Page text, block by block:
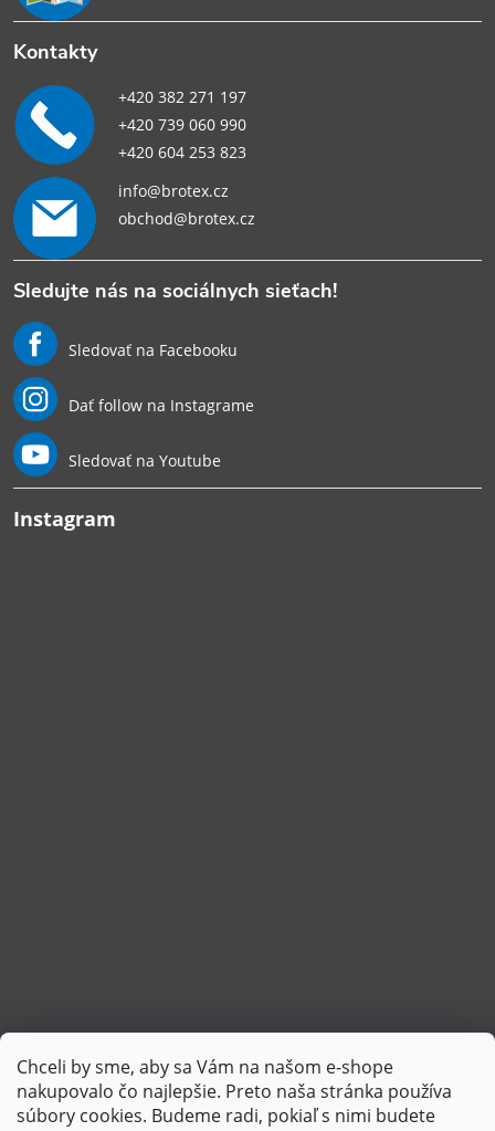
Chceli by sme, aby sa Vám na našom e-shope
nakupovalo čo najlepšie. Preto naša stránka používa
súbory cookies. Budeme radi, pokiaľ s nimi budete
Kontakty
+420 382 271 197
+420 739 060 990
+420 604 253 823
info@brotex.cz
obchod@brotex.cz
Sledujte nás na sociálnych sieťach!
Sledovať na Facebooku
Dať follow na Instagrame
Sledovať na Youtube
Instagram
Sledovať na Instagrame